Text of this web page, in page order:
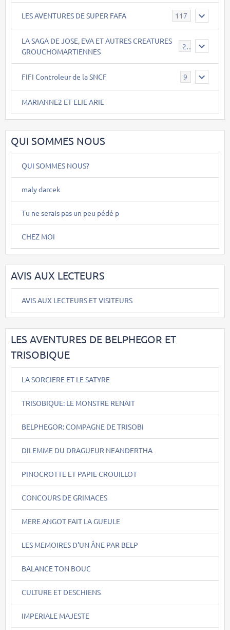
LES AVENTURES DE SUPER FAFA 117
LA SAGA DE JOSE, EVA ET AUTRES CREATURES
GROUCHOMARTIENNES
26
FIFI Controleur de la SNCF 9
MARIANNE2 ET ELIE ARIE
QUI SOMMES NOUS
QUI SOMMES NOUS?
maly darcek
Tu ne serais pas un peu pédé p
CHEZ MOI
AVIS AUX LECTEURS
AVIS AUX LECTEURS ET VISITEURS
LES AVENTURES DE BELPHEGOR ET
TRISOBIQUE
LA SORCIERE ET LE SATYRE
TRISOBIQUE: LE MONSTRE RENAIT
BELPHEGOR: COMPAGNE DE TRISOBI
DILEMME DU DRAGUEUR NEANDERTHA
PINOCROTTE ET PAPIE CROUILLOT
CONCOURS DE GRIMACES
MERE ANGOT FAIT LA GUEULE
LES MEMOIRES D'UN ÂNE PAR BELP
BALANCE TON BOUC
CULTURE ET DESCHIENS
IMPERIALE MAJESTE